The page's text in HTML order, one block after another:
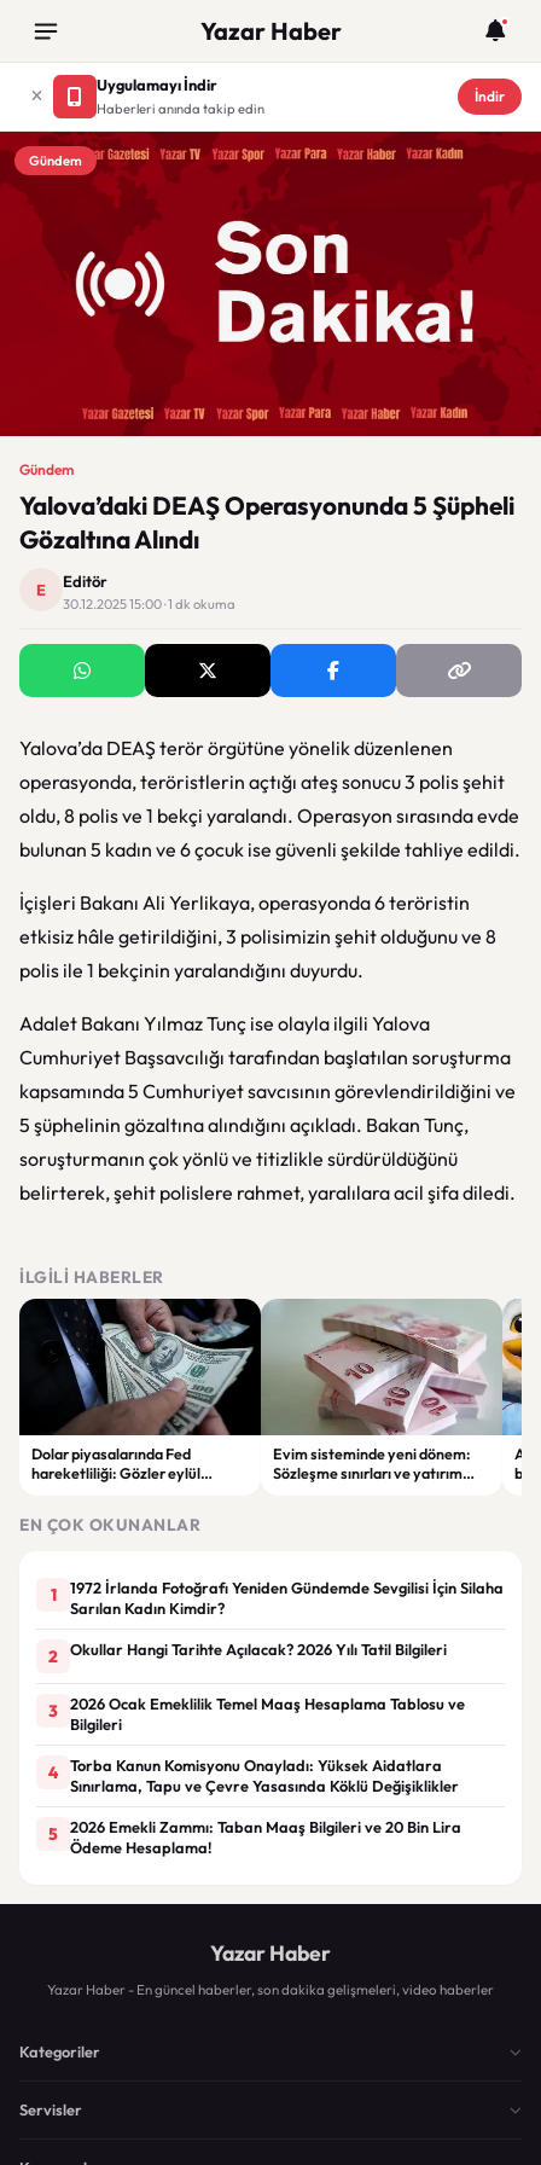
Yazar Haber
Uygulamayı İndir
Haberleri anında takip edin
İndir
Gündem
Gündem
Yalova’daki DEAŞ Operasyonunda 5 Şüpheli
Gözaltına Alındı
E Editör
30.12.2025 15:00 · 1 dk okuma
Yalova’da DEAŞ terör örgütüne yönelik düzenlenen
operasyonda, teröristlerin açtığı ateş sonucu 3 polis şehit
oldu, 8 polis ve 1 bekçi yaralandı. Operasyon sırasında evde
bulunan 5 kadın ve 6 çocuk ise güvenli şekilde tahliye edildi.
İçişleri Bakanı Ali Yerlikaya, operasyonda 6 teröristin
etkisiz hâle getirildiğini, 3 polisimizin şehit olduğunu ve 8
polis ile 1 bekçinin yaralandığını duyurdu.
Adalet Bakanı Yılmaz Tunç ise olayla ilgili Yalova
Cumhuriyet Başsavcılığı tarafından başlatılan soruşturma
kapsamında 5 Cumhuriyet savcısının görevlendirildiğini ve
5 şüphelinin gözaltına alındığını açıkladı. Bakan Tunç,
soruşturmanın çok yönlü ve titizlikle sürdürüldüğünü
belirterek, şehit polislere rahmet, yaralılara acil şifa diledi.
İLGILI HABERLER
Dolar piyasalarında Fed
hareketliliği: Gözler eylül
Evim sisteminde yeni dönem:
Sözleşme sınırları ve yatırım
EN ÇOK OKUNANLAR
1
1972 İrlanda Fotoğrafı Yeniden Gündemde Sevgilisi İçin Silaha
Sarılan Kadın Kimdir?
2 Okullar Hangi Tarihte Açılacak? 2026 Yılı Tatil Bilgileri
3
2026 Ocak Emeklilik Temel Maaş Hesaplama Tablosu ve
Bilgileri
4
Torba Kanun Komisyonu Onayladı: Yüksek Aidatlara
Sınırlama, Tapu ve Çevre Yasasında Köklü Değişiklikler
5
2026 Emekli Zammı: Taban Maaş Bilgileri ve 20 Bin Lira
Ödeme Hesaplama!
Yazar Haber
Yazar Haber - En güncel haberler, son dakika gelişmeleri, video haberler
Kategoriler
Servisler